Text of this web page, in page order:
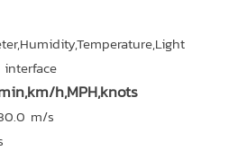
h,MPH,knots
m/s